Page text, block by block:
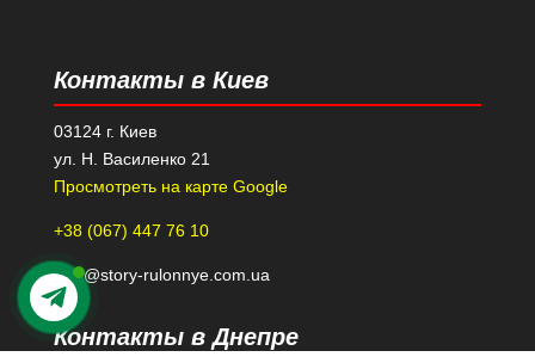
Контакты в Киев
03124 г. Киев
ул. Н. Василенко 21
Просмотреть на карте Google
+38 (067) 447 76 10
kiev@story-rulonnye.com.ua
Контакты в Днепре